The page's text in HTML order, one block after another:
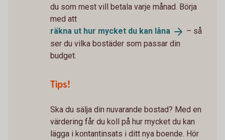
du som mest vill betala varje månad. Börja
med att
räkna ut hur mycket du kan låna
– så
ser du vilka bostäder som passar din
budget.
Tips!
Ska du sälja din nuvarande bostad? Med en
värdering får du koll på hur mycket du kan
lägga i kontantinsats i ditt nya boende. Hör